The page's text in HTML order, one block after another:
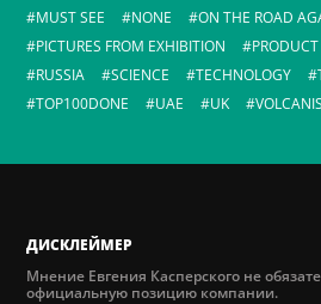
MUST SEE
NONE
ON THE ROAD
PICTURES FROM EXHIBITION
RUSSIA
SCIENCE TECHNOLOGY
TOP100DONE
UAE UK
ДИСКЛЕЙМЕР
Мнение Евгения Касперского не
официальную позицию компании.